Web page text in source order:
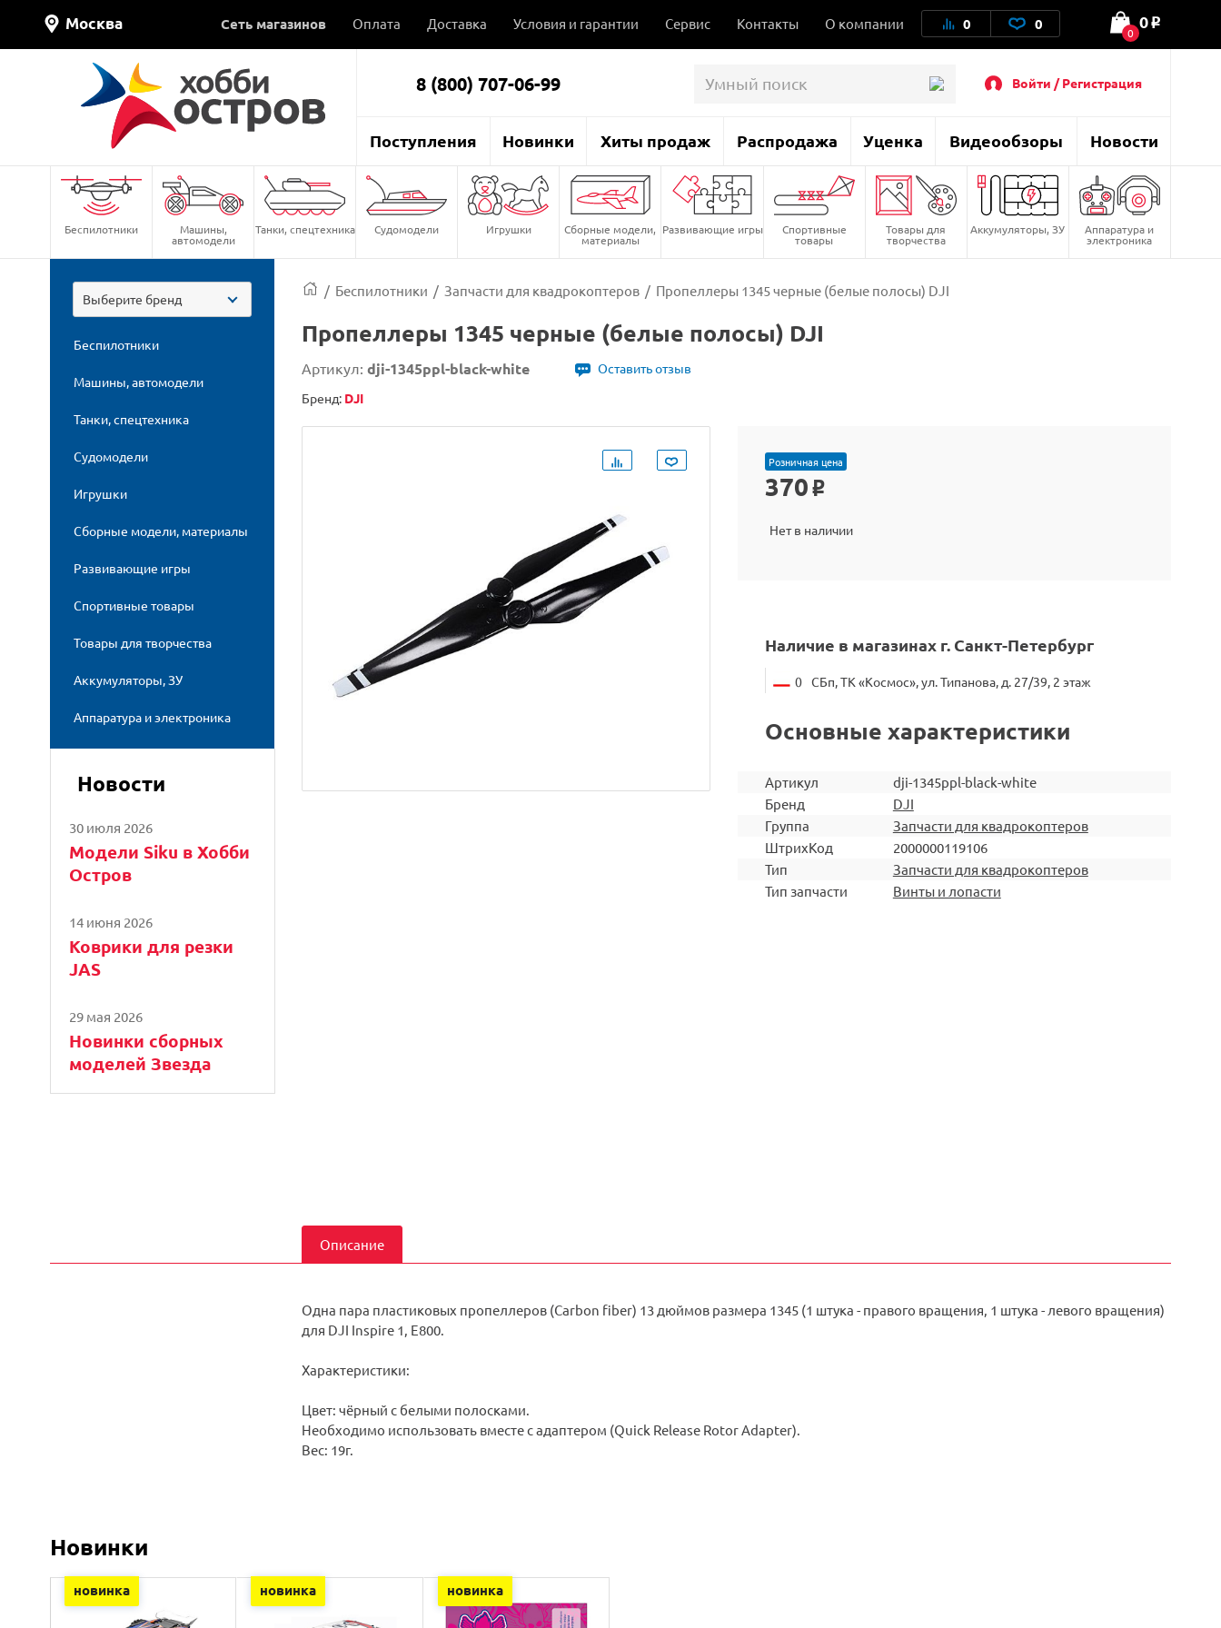
Москва Сеть магазинов Оплата Доставка Условия и гарантии Сервис Контакты О компании 0 0 0
0 o
8 (800) 707-06-99 Войти / Регистрация
Поступления Новинки Хиты продаж Распродажа Уценка Видеообзоры Новости
Беспилотники Машины,
автомодели
Танки, спецтехника Судомодели Игрушки Сборные модели,
материалы
Развивающие игры Спортивные
товары
Товары для
творчества
Аккумуляторы, ЗУ Аппаратура и
электроника
Выберите бренд
Беспилотники
Машины, автомодели
Танки, спецтехника
Судомодели
Игрушки
Сборные модели, материалы
Развивающие игры
Спортивные товары
Товары для творчества
Аккумуляторы, ЗУ
Аппаратура и электроника
Новости
30 июля 2026
Модели Siku в Хобби
Остров
14 июня 2026
Коврики для резки
JAS
29 мая 2026
Новинки сборных
моделей Звезда
/ Беспилотники / Запчасти для квадрокоптеров / Пропеллеры 1345 черные (белые полосы) DJI
Пропеллеры 1345 черные (белые полосы) DJI
Артикул: dji-1345ppl-black-white
Оставить отзыв
Бренд: DJI
Розничная цена
370 o
Нет в наличии
Наличие в магазинах г. Санкт-Петербург
0 СБп, ТК «Космос», ул. Типанова, д. 27/39, 2 этаж
Основные характеристики
Артикул
dji-1345ppl-black-white
Бренд
DJI
Группа
Запчасти для квадрокоптеров
ШтрихКод
2000000119106
Тип
Запчасти для квадрокоптеров
Тип запчасти
Винты и лопасти
Описание
Одна пара пластиковых пропеллеров (Carbon fiber) 13 дюймов размера 1345 (1 штука - правого вращения, 1 штука - левого вращения)
для DJI Inspire 1, E800.
Характеристики:
Цвет: чёрный с белыми полосками.
Необходимо использовать вместе с адаптером (Quick Release Rotor Adapter).
Вес: 19г.
Новинки
новинка новинка новинка